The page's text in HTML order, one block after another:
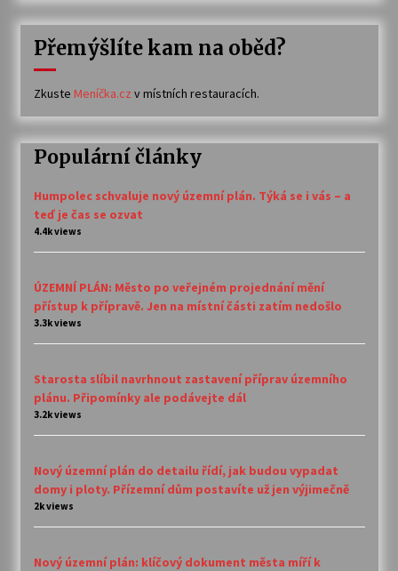
Přemýšlíte kam na oběd?
Zkuste Meníčka.cz v místních restauracích.
Populární články
Humpolec schvaluje nový územní plán. Týká se i vás – a
teď je čas se ozvat
4.4k views
ÚZEMNÍ PLÁN: Město po veřejném projednání mění
přístup k přípravě. Jen na místní části zatím nedošlo
3.3k views
Starosta slíbil navrhnout zastavení příprav územního
plánu. Připomínky ale podávejte dál
3.2k views
Nový územní plán do detailu řídí, jak budou vypadat
domy i ploty. Přízemní dům postavíte už jen výjimečně
2k views
Nový územní plán: klíčový dokument města míří k